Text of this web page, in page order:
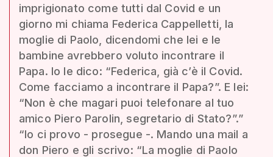
imprigionato come tutti dal Covid e un
giorno mi chiama Federica Cappelletti, la
moglie di Paolo, dicendomi che lei e le
bambine avrebbero voluto incontrare il
Papa. Io le dico: “Federica, già c’è il Covid.
Come facciamo a incontrare il Papa?”. E lei:
“Non è che magari puoi telefonare al tuo
amico Piero Parolin, segretario di Stato?”.”
“Io ci provo - prosegue -. Mando una mail a
don Piero e gli scrivo: “La moglie di Paolo